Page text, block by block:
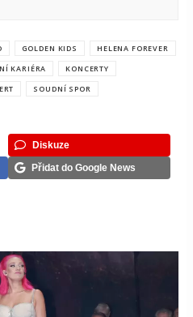
GOLDEN KIDS
HELENA FOREVER
KARIÉRA
KONCERTY
SOUDNÍ SPOR
Diskuze
Přidat do Google News